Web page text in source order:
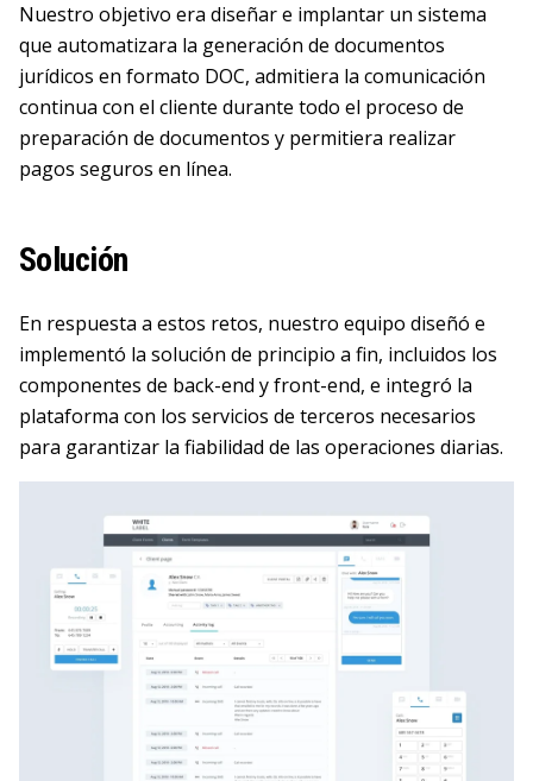
Nuestro objetivo era diseñar e implantar un sistema
que automatizara la generación de documentos
jurídicos en formato DOC, admitiera la comunicación
continua con el cliente durante todo el proceso de
preparación de documentos y permitiera realizar
pagos seguros en línea.
Solución
En respuesta a estos retos, nuestro equipo diseñó e
implementó la solución de principio a fin, incluidos los
componentes de back-end y front-end, e integró la
plataforma con los servicios de terceros necesarios
para garantizar la fiabilidad de las operaciones diarias.